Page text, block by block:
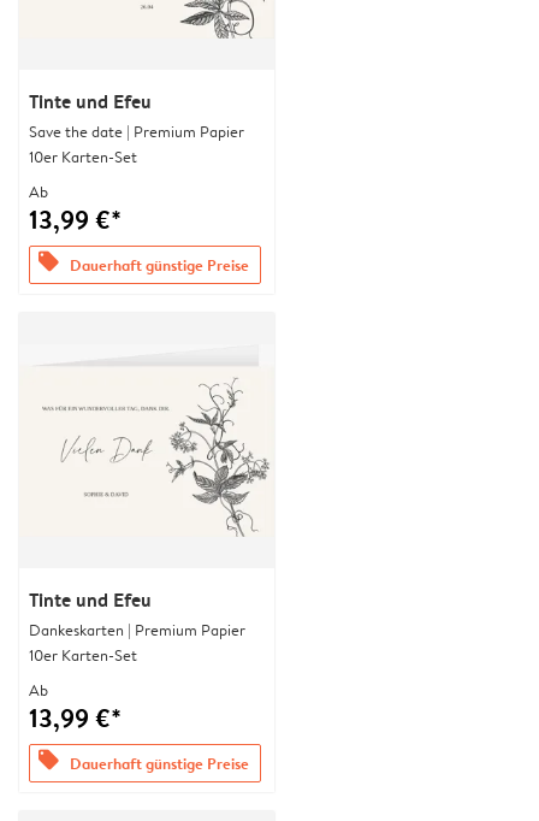
Tinte und Efeu
Save the date | Premium Papier
10er Karten-Set
Ab
13,99 €*
offers Dauerhaft günstige Preise
Tinte und Efeu
Dankeskarten | Premium Papier
10er Karten-Set
Ab
13,99 €*
offers Dauerhaft günstige Preise